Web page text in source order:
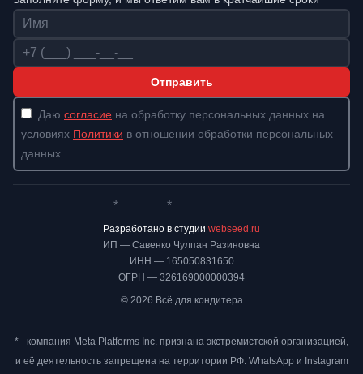
Имя
Телефон
Отправить
Даю согласие на обработку персональных данных на
условиях Политики в отношении обработки персональных
данных.
ИП — Савенко Чулпан Разиновна
ИНН — 165050831650
ОГРН — 326169000000394
© 2026 Всё для кондитера
* *
Разработано в студии webseed.ru
* - компания Meta Platforms Inc. признана экстремистской организацией,
и её деятельность запрещена на территории РФ. WhatsApp и Instagram